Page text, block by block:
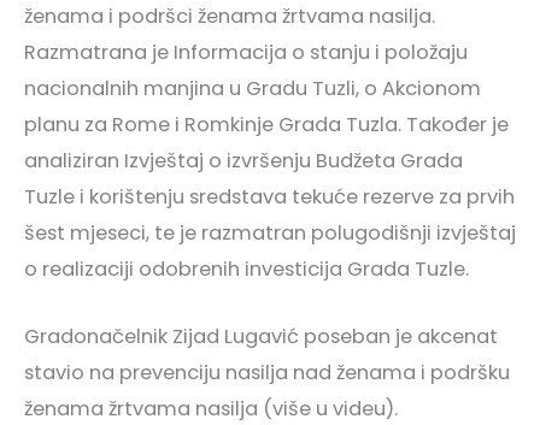
ženama i podršci ženama žrtvama nasilja.
Razmatrana je Informacija o stanju i položaju
nacionalnih manjina u Gradu Tuzli, o Akcionom
planu za Rome i Romkinje Grada Tuzla. Također je
analiziran Izvještaj o izvršenju Budžeta Grada
Tuzle i korištenju sredstava tekuće rezerve za prvih
šest mjeseci, te je razmatran polugodišnji izvještaj
o realizaciji odobrenih investicija Grada Tuzle.
Gradonačelnik Zijad Lugavić poseban je akcenat
stavio na prevenciju nasilja nad ženama i podršku
ženama žrtvama nasilja (više u videu).